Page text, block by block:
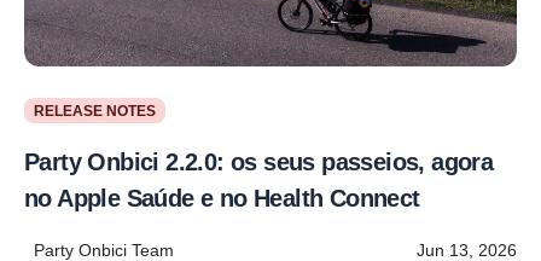
RELEASE NOTES
Party Onbici 2.2.0: os seus passeios, agora
no Apple Saúde e no Health Connect
Party Onbici Team Jun 13, 2026